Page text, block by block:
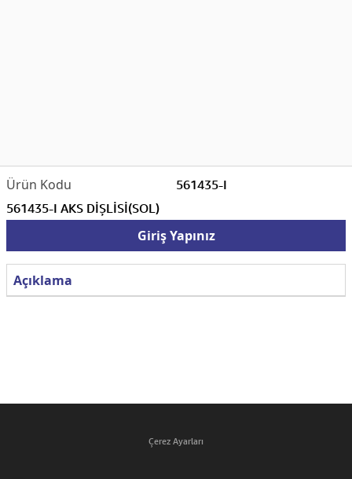
561435-I
561435-I AKS DİŞLİSİ(SOL)
Giriş Yapınız
Açıklama
Çerez Ayarları